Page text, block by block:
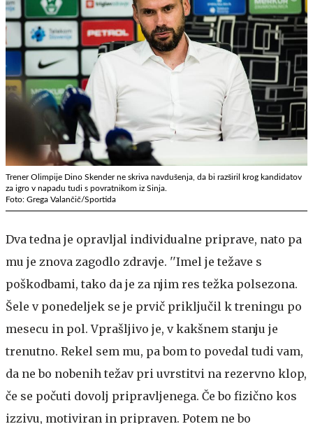
Trener Olimpije Dino Skender ne skriva navdušenja, da bi razširil krog kandidatov
za igro v napadu tudi s povratnikom iz Sinja.
Foto: Grega Valančič/Sportida
Dva tedna je opravljal individualne priprave, nato pa
mu je znova zagodlo zdravje. ''Imel je težave s
poškodbami, tako da je za njim res težka polsezona.
Šele v ponedeljek se je prvič priključil k treningu po
mesecu in pol. Vprašljivo je, v kakšnem stanju je
trenutno. Rekel sem mu, pa bom to povedal tudi vam,
da ne bo nobenih težav pri uvrstitvi na rezervno klop,
če se počuti dovolj pripravljenega. Če bo fizično kos
izzivu, motiviran in pripraven. Potem ne bo